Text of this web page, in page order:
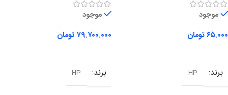
موجود
۶۵.۰۰۰تومان
برند HP
موجود
۷۹.۷۰۰.۰۰۰ تومان
برند HP